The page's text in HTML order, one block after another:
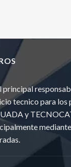
principal
tecnico para los
y